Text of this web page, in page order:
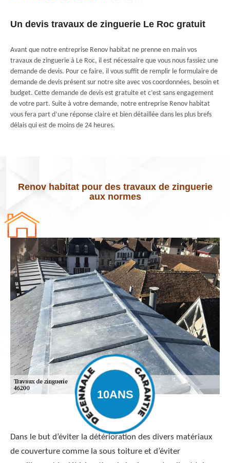
Un devis travaux de zinguerie Le Roc gratuit
Avant que notre entreprise Renov habitat ne prenne en main vos
travaux de zinguerie à Le Roc, il est nécessaire que vous nous fassiez une
demande de devis. Pour ce faire, il vous suffit de remplir le formulaire de
demande de devis présent sur notre site avec vos coordonnées, besoin et
budget. Cette demande de devis est gratuite et c’est sans engagement
de votre part. Suite à votre demande, notre entreprise Renov habitat
vous fera part d’une réponse claire et bien détaillée dans les plus brefs
délais qui est de moins de 24 heures.
Renov habitat pour des travaux de zinguerie
aux normes
Dans le but d’éviter la détérioration des divers matériaux
de couverture comme la sous toiture et d’éviter